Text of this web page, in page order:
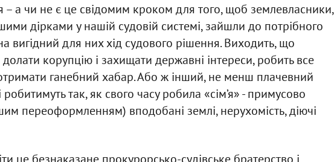
– а чи не є це свідомим кроком для того, щоб землевласники,
дірками у нашій судовій системі, зайшли до потрібного
вигідний для них хід судового рішення. Виходить, що
корупцію і захищати державні інтереси, робить все
ганебний хабар. Або ж інший, не менш плачевний
робитимуть так, як свого часу робила «сім’я» - примусово
переоформленням) вподобані землі, нерухомість, діючі
це безнаказане прокурорсько-судівське братерство і